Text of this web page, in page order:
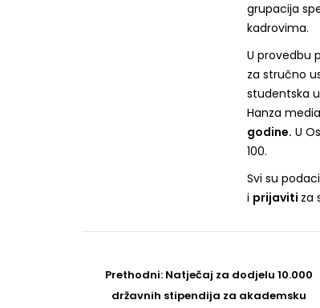
grupacija
kadrovima.
U provedbu
za stručno
studentska
Hanza
godine. U
100.
Svi su
i prijaviti za
navigation
Prethodni: Prethodni
post
Natječaj za dodjelu 10.000
državnih stipendija za akademsku